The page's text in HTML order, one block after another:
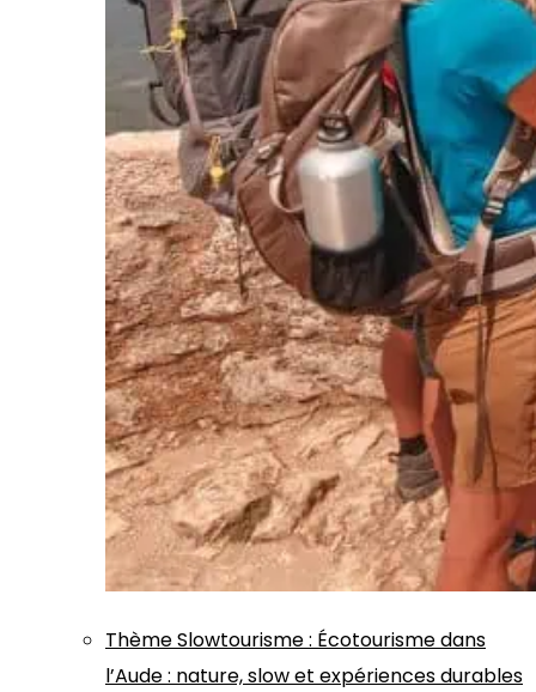
ThèmeSlowtourisme: Écotourisme dans
l’Aude : nature, slow et expériences durables